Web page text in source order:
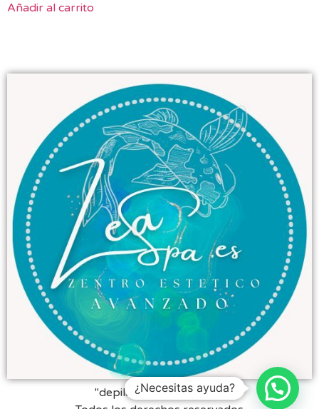
Añadir al carrito
"depilación laser Bilbao"
¿Necesitas ayuda?